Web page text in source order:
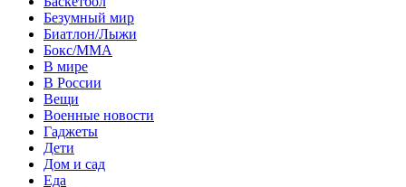
Безумный мир
Биатлон/Лыжи
Бокс/MMA
В мире
В России
Вещи
Военные новости
Гаджеты
Дети
Дом и сад
Еда